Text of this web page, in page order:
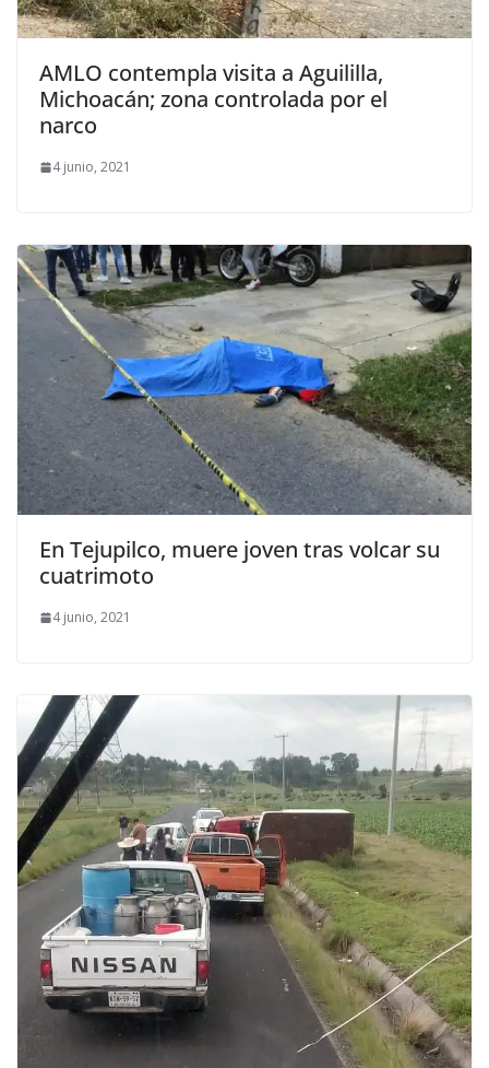
AMLO contempla visita a Aguililla,
Michoacán; zona controlada por el
narco
4 junio, 2021
En Tejupilco, muere joven tras volcar su
cuatrimoto
4 junio, 2021